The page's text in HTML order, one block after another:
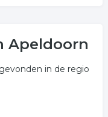
Apeldoorn
in de regio